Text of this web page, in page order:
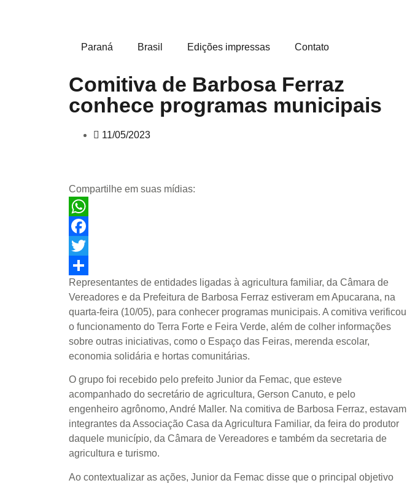
Paraná Brasil Edições impressas Contato
Comitiva de Barbosa Ferraz
conhece programas municipais
11/05/2023
Compartilhe em suas mídias:
WhatsApp
Facebook
Twitter
Share
Representantes de entidades ligadas à agricultura familiar, da Câmara de
Vereadores e da Prefeitura de Barbosa Ferraz estiveram em Apucarana, na
quarta-feira (10/05), para conhecer programas municipais. A comitiva verificou
o funcionamento do Terra Forte e Feira Verde, além de colher informações
sobre outras iniciativas, como o Espaço das Feiras, merenda escolar,
economia solidária e hortas comunitárias.
O grupo foi recebido pelo prefeito Junior da Femac, que esteve
acompanhado do secretário de agricultura, Gerson Canuto, e pelo
engenheiro agrônomo, André Maller. Na comitiva de Barbosa Ferraz, estavam
integrantes da Associação Casa da Agricultura Familiar, da feira do produtor
daquele município, da Câmara de Vereadores e também da secretaria de
agricultura e turismo.
Ao contextualizar as ações, Junior da Femac disse que o principal objetivo